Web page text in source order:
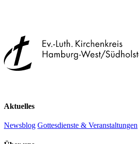
Aktuelles
Newsblog Gottesdienste & Veranstaltungen